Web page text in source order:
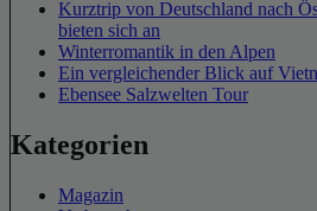
Kurztrip von Deutschland nach
bieten sich an
Winterromantik in den Alpen
Ein vergleichender Blick auf
Ebensee Salzwelten Tour
Kategorien
Magazin